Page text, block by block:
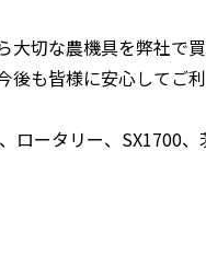
大切な農機具を弊社で
も皆様に安心してご
ロータリー、SX1700